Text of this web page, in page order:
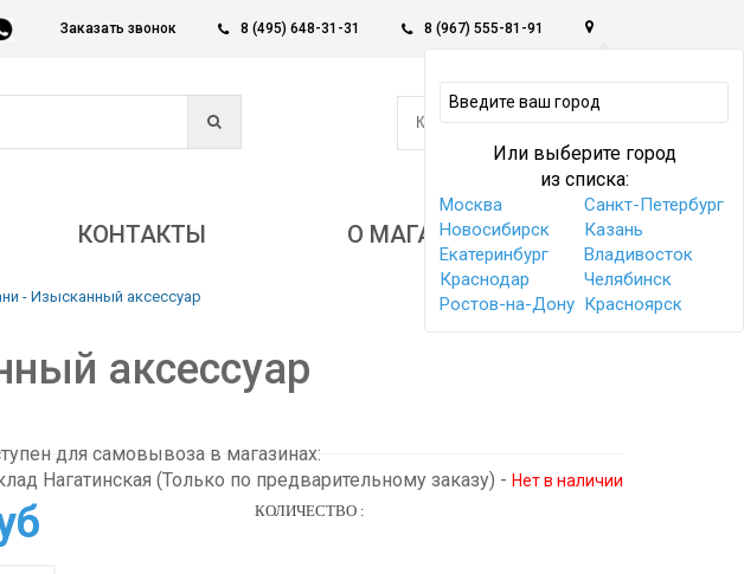
Заказать звонок 8 (495) 648-31-31 8 (967) 555-81-91
Или выберите город
из списка:
Москва
Санкт-Петербург
Новосибирск
Казань
Екатеринбург
Владивосток
Краснодар
Челябинск
Ростов-на-Дону Красноярск
КОРЗИНА -
0
КОНТАКТЫ О МАГАЗИНЕ
- Изысканный аксессуар
аксессуар
для самовывоза в магазинах:
Нагатинская (Только по предварительному заказу) - Нет в наличии
КОЛИЧЕСТВО :